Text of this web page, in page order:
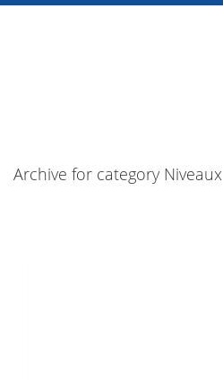
Archive for category Niveaux